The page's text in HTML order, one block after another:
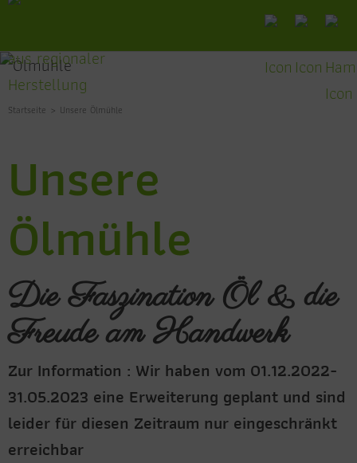
Startseite Unsere Ölmühle
Unsere
Ölmühle
Die Faszination Öl & die
Freude am Handwerk
Zur Information : Wir haben vom 01.12.2022-
31.05.2023 eine Erweiterung geplant und sind
leider für diesen Zeitraum nur eingeschränkt
erreichbar